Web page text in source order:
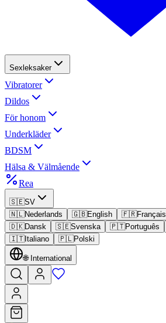
Sexleksaker
Vibratorer
Dildos
För honom
Underkläder
BDSM
Hälsa & Välmående
Rea
🇸🇪SV
🇳🇱Nederlands 🇬🇧English 🇫🇷Français
🇩🇰Dansk 🇸🇪Svenska 🇵🇹Português
🇮🇹Italiano 🇵🇱Polski
🌐 International